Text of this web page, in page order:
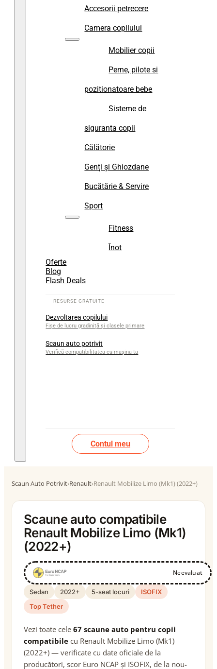
Accesorii petrecere
Camera copilului
Mobilier copii
Perne, pilote si
pozitionatoare bebe
Sisteme de
siguranta copii
Călătorie
Genți și Ghiozdane
Bucătărie & Servire
Sport
Fitness
Înot
Oferte
Blog
Flash Deals
Dezvoltarea copilului
Fișe de lucru gradiniță și clasele primare
Scaun auto potrivit
Verifică compatibilitatea cu mașina ta
Contul meu
Scaun Auto Potrivit›Renault›Renault Mobilize Limo (Mk1) (2022+)
Scaune auto compatibile
Renault Mobilize Limo (Mk1)
(2022+)
Neevaluat
Sedan 2022+ 5-seat locuri
ISOFIX
Top Tether
Vezi toate cele 67 scaune auto pentru copii
compatibile cu Renault Mobilize Limo (Mk1)
(2022+) — verificate cu date oficiale de la
producători, scor Euro NCAP și ISOFIX, de la nou-